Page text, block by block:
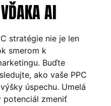
AI
stratégie nie je len
smerom k
Buďte
ako vaše PPC
úspechu. Umelá
potenciál zmeniť